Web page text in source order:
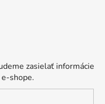
zasielať informácie
shope.